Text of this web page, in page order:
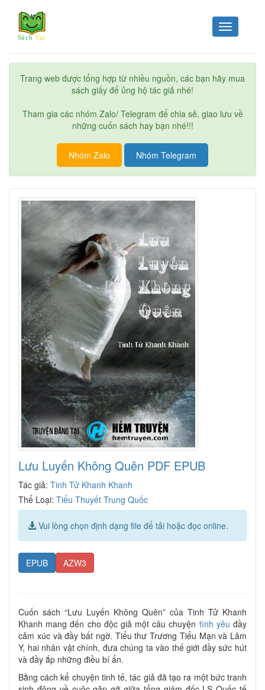
Toggle
navigation
Trang web được tổng hợp từ nhiều nguồn, các bạn hãy mua
sách giấy để ủng hộ tác giả nhé!
Tham gia các nhóm Zalo/ Telegram để chia sẻ, giao lưu về
những cuốn sách hay bạn nhé!!!
Nhóm Zalo Nhóm Telegram
Lưu Luyến Không Quên PDF EPUB
Tác giả: Tinh Tử Khanh Khanh
Thể Loại: Tiểu Thuyết Trung Quốc
Vui lòng chọn định dạng file để tải hoặc đọc online.
EPUB AZW3
Cuốn sách “Lưu Luyến Không Quên” của Tinh Tử Khanh
Khanh mang đến cho độc giả một câu chuyện tình yêu đầy
cảm xúc và đầy bất ngờ. Tiểu thư Trương Tiểu Mạn và Lâm
Y, hai nhân vật chính, đưa chúng ta vào thế giới đầy sức hút
và đầy ắp những điều bí ẩn.
Bằng cách kể chuyện tinh tế, tác giả đã tạo ra một bức tranh